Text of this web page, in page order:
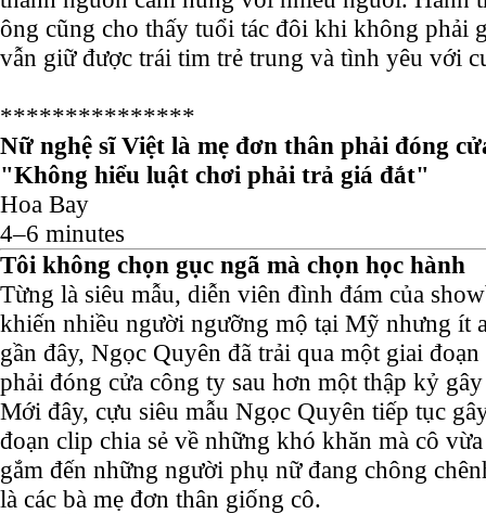
ông cũng cho thấy tuổi tác đôi khi không phải
vẫn giữ được trái tim trẻ trung và tình yêu với
***************
Nữ nghệ sĩ Việt là mẹ đơn thân phải đóng
"Không hiểu luật chơi phải trả giá đắt"
Hoa Bay
4–6 minutes
Tôi không chọn gục ngã mà chọn học hành
Từng là siêu mẫu, diễn viên đình đám của
khiến nhiều người ngưỡng mộ tại Mỹ nhưng ít
gần đây, Ngọc Quyên đã trải qua một giai
phải đóng cửa công ty sau hơn một thập kỷ
Mới đây, cựu siêu mẫu Ngọc Quyên tiếp tục
đoạn clip chia sẻ về những khó khăn mà cô
gắm đến những người phụ nữ đang chông
là các bà mẹ đơn thân giống cô.